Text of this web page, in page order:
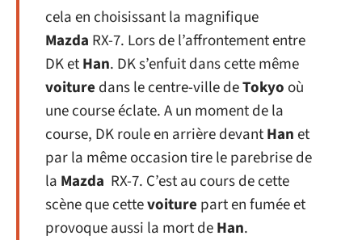
cela en choisissant la magnifique
Mazda RX-7. Lors de l’affrontement entre
DK etHan. DK s’enfuit dans cette même
voiture dans le centre-ville deTokyo où
une course éclate. A un moment de la
course, DK roule en arrière devantHanet
par la même occasion tire le parebrise de
la Mazda RX-7. C’est au cours de cette
scène que cettevoiture part en fumée et
provoque aussi la mort deHan.